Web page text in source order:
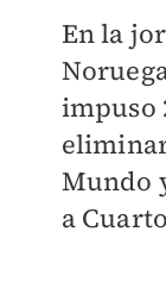
En la
impuso
Mundo
a